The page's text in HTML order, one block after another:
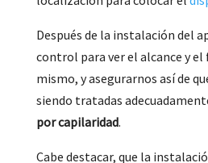
Después de la instalación del
control para ver el alcance y
mismo, y asegurarnos así de
siendo tratadas
por capilaridad.
Cabe destacar, que la